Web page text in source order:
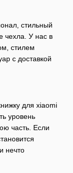
стильный
чехла. У нас в
стилем
с доставкой
для xiaomi
уровень
часть. Если
нечто